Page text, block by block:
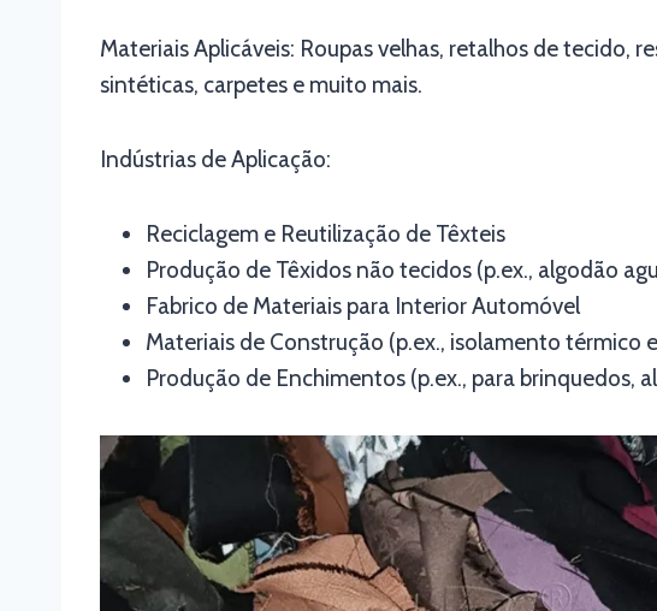
Materiais Aplicáveis: Roupas velhas, retalhos de tecido,
sintéticas, carpetes e muito mais.
Indústrias de Aplicação:
Reciclagem e Reutilização de Têxteis
Produção de Têxidos não tecidos (p.ex., algodão
Fabrico de Materiais para Interior Automóvel
Materiais de Construção (p.ex., isolamento térmico
Produção de Enchimentos (p.ex., para brinquedos,